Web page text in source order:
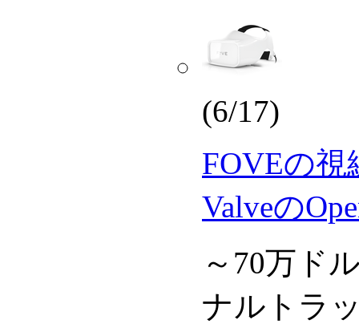
(6/17)
FOVEの
Valveの
～70万ド
ナルトラ